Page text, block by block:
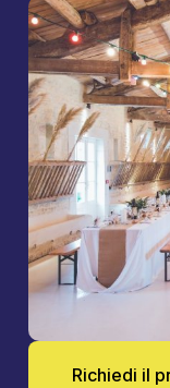
Richiedi il